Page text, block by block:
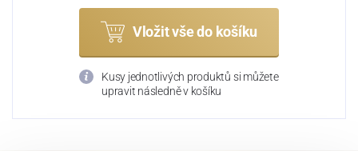
Vložit vše do košíku
Kusy jednotlivých produktů si můžete
upravit následně v košíku